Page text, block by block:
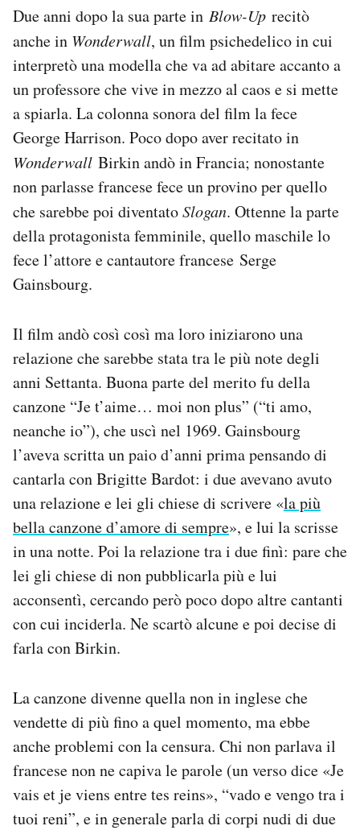
Due anni dopo la sua parte in Blow-Up recitò
anche in Wonderwall, un film psichedelico in cui
interpretò una modella che va ad abitare accanto a
un professore che vive in mezzo al caos e si mette
a spiarla. La colonna sonora del film la fece
George Harrison. Poco dopo aver recitato in
Wonderwall Birkin andò in Francia; nonostante
non parlasse francese fece un provino per quello
che sarebbe poi diventatoSlogan. Ottenne la parte
della protagonista femminile, quello maschile lo
fece l’attore e cantautore francese Serge
Gainsbourg.
Il film andò così così ma loro iniziarono una
relazione che sarebbe stata tra le più note degli
anni Settanta. Buona parte del merito fu della
canzone “Je t’aime… moi non plus” (“ti amo,
neanche io”), che uscì nel 1969. Gainsbourg
l’aveva scritta un paio d’anni prima pensando di
cantarla con Brigitte Bardot: i due avevano avuto
una relazione e lei gli chiese di scrivere «la più
bella canzone d’amore di sempre», e lui la scrisse
in una notte. Poi la relazione tra i due finì: pare che
lei gli chiese di non pubblicarla più e lui
acconsentì, cercando però poco dopo altre cantanti
con cui inciderla. Ne scartò alcune e poi decise di
farla con Birkin.
La canzone divenne quella non in inglese che
vendette di più fino a quel momento, ma ebbe
anche problemi con la censura. Chi non parlava il
francese non ne capiva le parole (un verso dice «Je
vais et je viens entre tes reins», “vado e vengo tra i
tuoi reni”, e in generale parla di corpi nudi di due